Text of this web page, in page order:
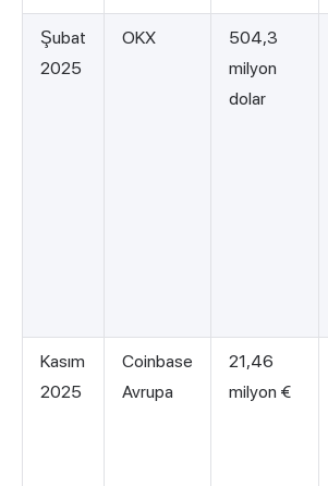
Şubat
2025
OKX
504,3
milyon
dolar
Kasım
2025
Coinbase
Avrupa
21,46
milyon €